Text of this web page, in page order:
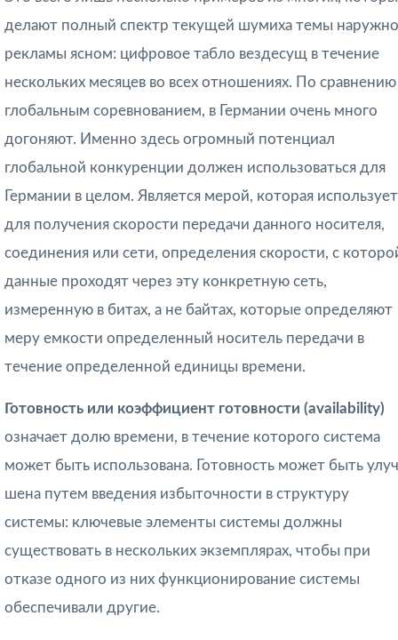
делают полный спектр текущей шумиха темы
рекламы ясном: цифровое табло вездесущ в течение
нескольких месяцев во всех отношениях. По сравнению
глобальным соревнованием, в Германии очень много
догоняют. Именно здесь огромный потенциал
глобальной конкуренции должен использоваться для
Германии в целом. Является мерой, которая
для получения скорости передачи данного носителя,
соединения или сети, определения скорости, с
данные проходят через эту конкретную сеть,
измеренную в битах, а не байтах, которые определяют
меру емкости определенный носитель передачи в
течение определенной единицы времени.
Готовность или коэффициент готовности (availability)
означает долю времени, в течение которого система
может быть использована. Готовность может быть
шена путем введения избыточности в структуру
системы: ключевые элементы си­стемы должны
существовать в нескольких экземплярах, чтобы при
отказе одного из них функционирование системы
обеспечивали другие.